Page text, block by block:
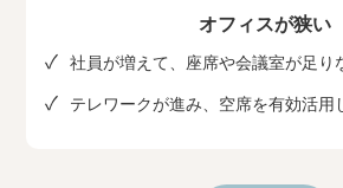
オフィスが狭い
社員が増えて、座席や会議室が足り
テレワークが進み、空席を有効活用